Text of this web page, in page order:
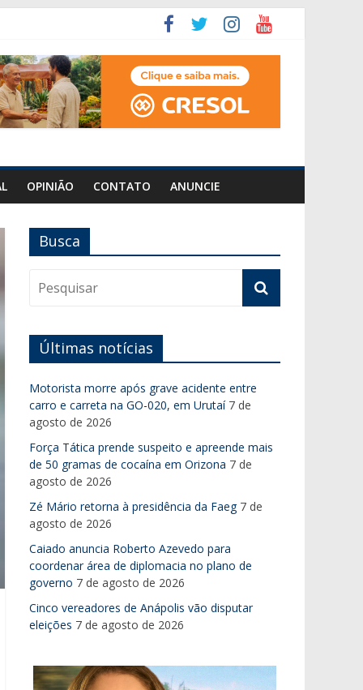
OPINIÃO CONTATO ANUNCIE
Busca
Últimas notícias
Motorista morre após grave acidente entre
carro e carreta na GO-020, em Urutaí 7 de
agosto de 2026
Força Tática prende suspeito e apreende mais
de 50 gramas de cocaína em Orizona 7 de
agosto de 2026
Zé Mário retorna à presidência da Faeg 7 de
agosto de 2026
Caiado anuncia Roberto Azevedo para
coordenar área de diplomacia no plano de
governo 7 de agosto de 2026
Cinco vereadores de Anápolis vão disputar
eleições 7 de agosto de 2026